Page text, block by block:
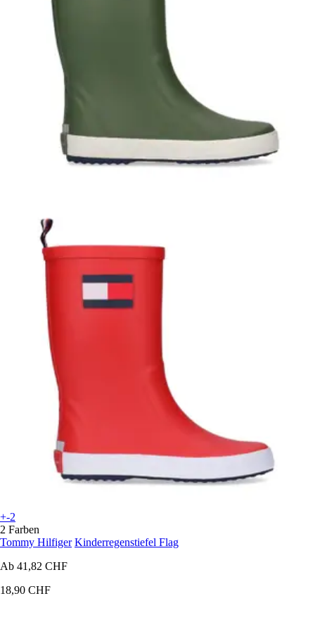
+-2
2 Farben
Tommy Hilfiger Kinderregenstiefel Flag
Ab 41,82 CHF
18,90 CHF